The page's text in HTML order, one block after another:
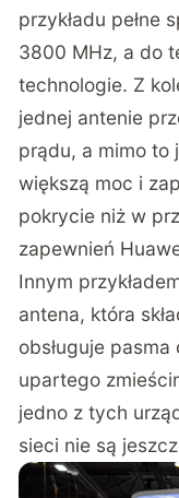
przykładu pełne
3800 MHz, a do
technologie. Z
jednej antenie
prądu, a mimo to
większą moc i
pokrycie niż w
zapewnień
Innym
antena, która
obsługuje
upartego
jedno z tych
sieci nie są